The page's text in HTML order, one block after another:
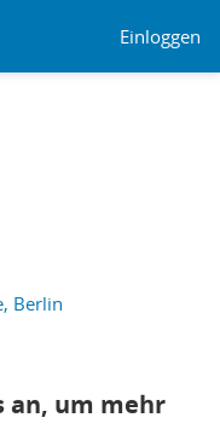
Einloggen
Berlin
an, um mehr